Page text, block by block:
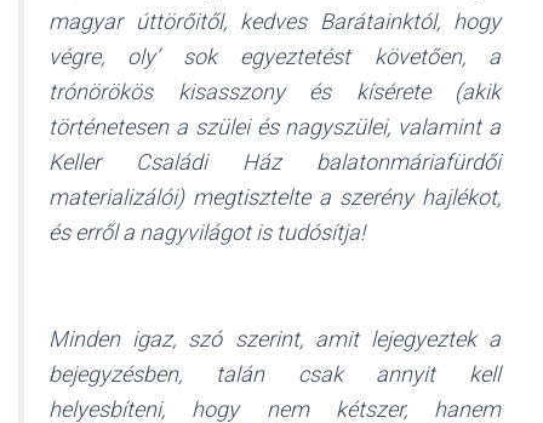
magyar úttörőitől, kedves Barátainktól, hogy
végre, oly’ sok egyeztetést követően, a
trónörökös kisasszony és kísérete (akik
történetesen a szülei és nagyszülei, valamint a
Keller Családi Ház balatonmáriafürdői
materializálói) megtisztelte a szerény hajlékot,
és erről a nagyvilágot is tudósítja!
Minden igaz, szó szerint, amit lejegyeztek a
bejegyzésben, talán csak annyit kell
helyesbíteni, hogy nem kétszer, hanem